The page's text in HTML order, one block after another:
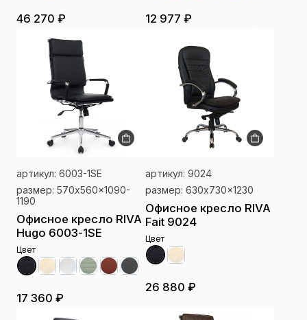
46 270 ₽ 12 977 ₽
артикул: 6003-1SE
размер: 570x560x1090-
1190
Офисное кресло RIVA
Hugo 6003-1SE
Цвет
17 360 ₽
артикул: 9024
размер: 630x730x1230
Офисное кресло RIVA
Fait 9024
Цвет
26 880 ₽